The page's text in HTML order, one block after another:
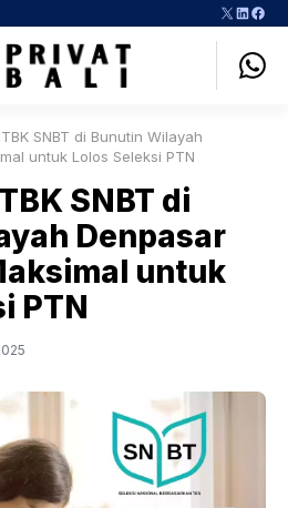
X
SNBT di Bunutin Wilayah
untuk Lolos Seleksi PTN
SNBT di
Denpasar
untuk
PTN